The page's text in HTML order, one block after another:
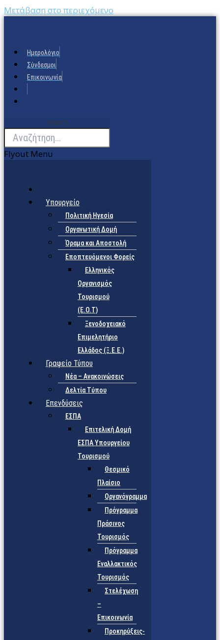
Μετάβαση στο περιεχόμενο
Ημερολόγιο
Σύνδεσμοι
Επικοινωνία
Search
Flyout Menu
Υπουργείο
Πολιτική Ηγεσία
Οργανωτική Δομή
Όραμα και Αποστολή
Εποπτευόμενοι Φορείς
Eλληνικός
Οργανισμός
Τουρισμού
(Ε.Ο.Τ)
Ξενοδοχειακό
Επιμελητήριο
Ελλάδος (Ξ.Ε.Ε.)
Γραφείο Τύπου
Νέα – Ανακοινώσεις
Δελτία Τύπου
Επενδύσεις
ΕΣΠΑ
Επιτελική Δομή
ΕΣΠΑ Υπουργείου
Τουρισμού
Θεσμικό
Πλαίσιο
Οργανόγραμμα
Πρόγραμμα
Πράσινος
Τουρισμός
Πρόγραμμα
Εναλλακτικός
Τουρισμός
Στελέχωση
–
Επικοινωνία
Προκηρύξεις-